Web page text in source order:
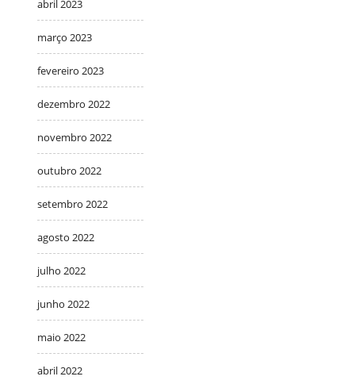
abril 2023
março 2023
fevereiro 2023
dezembro 2022
novembro 2022
outubro 2022
setembro 2022
agosto 2022
julho 2022
junho 2022
maio 2022
abril 2022